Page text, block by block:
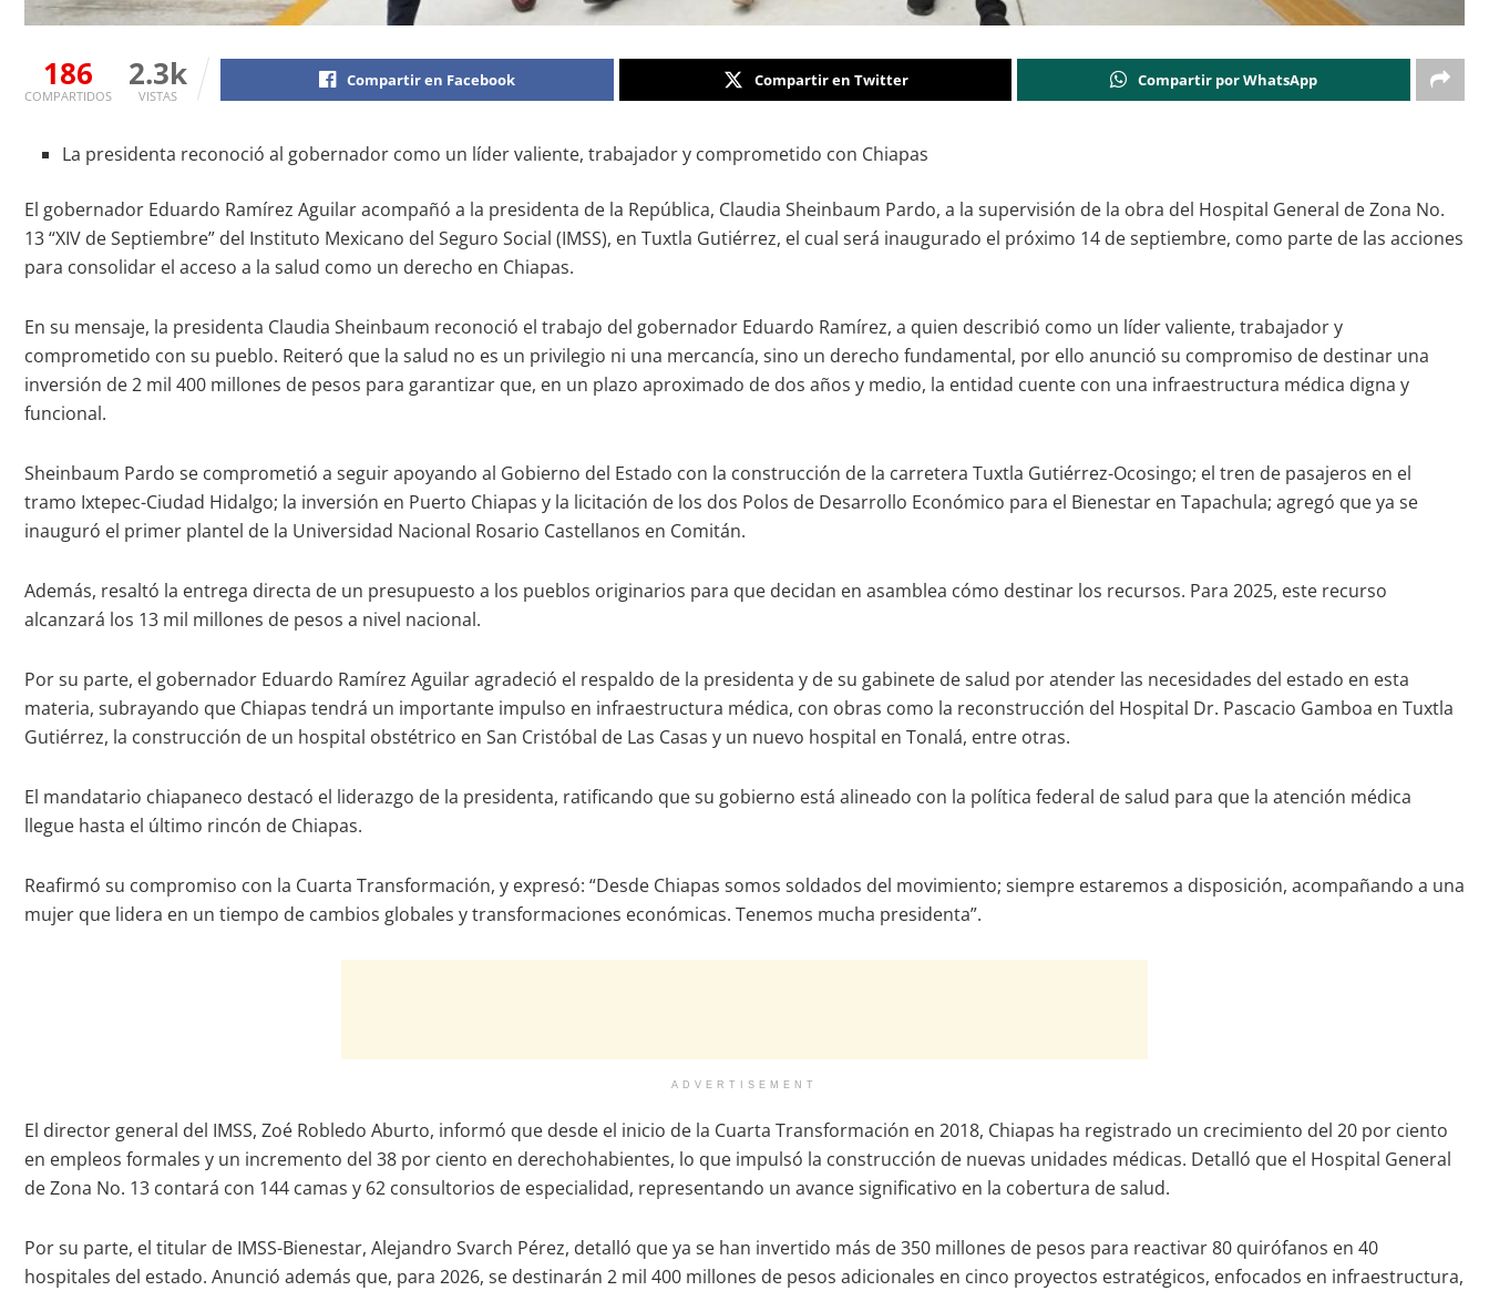
186
COMPARTIDOS
2.3k
VISTAS
Compartir en Facebook Compartir en Twitter Compartir por WhatsApp
La presidenta reconoció al gobernador como un líder valiente, trabajador y comprometido con Chiapas
El gobernador Eduardo Ramírez Aguilar acompañó a la presidenta de la República, Claudia Sheinbaum Pardo, a la supervisión de la obra del Hospital General de Zona No.
13 “XIV de Septiembre” del Instituto Mexicano del Seguro Social (IMSS), en Tuxtla Gutiérrez, el cual será inaugurado el próximo 14 de septiembre, como parte de las acciones
para consolidar el acceso a la salud como un derecho en Chiapas.
En su mensaje, la presidenta Claudia Sheinbaum reconoció el trabajo del gobernador Eduardo Ramírez, a quien describió como un líder valiente, trabajador y
comprometido con su pueblo. Reiteró que la salud no es un privilegio ni una mercancía, sino un derecho fundamental, por ello anunció su compromiso de destinar una
inversión de 2 mil 400 millones de pesos para garantizar que, en un plazo aproximado de dos años y medio, la entidad cuente con una infraestructura médica digna y
funcional.
Sheinbaum Pardo se comprometió a seguir apoyando al Gobierno del Estado con la construcción de la carretera Tuxtla Gutiérrez-Ocosingo; el tren de pasajeros en el
tramo Ixtepec-Ciudad Hidalgo; la inversión en Puerto Chiapas y la licitación de los dos Polos de Desarrollo Económico para el Bienestar en Tapachula; agregó que ya se
inauguró el primer plantel de la Universidad Nacional Rosario Castellanos en Comitán.
Además, resaltó la entrega directa de un presupuesto a los pueblos originarios para que decidan en asamblea cómo destinar los recursos. Para 2025, este recurso
alcanzará los 13 mil millones de pesos a nivel nacional.
Por su parte, el gobernador Eduardo Ramírez Aguilar agradeció el respaldo de la presidenta y de su gabinete de salud por atender las necesidades del estado en esta
materia, subrayando que Chiapas tendrá un importante impulso en infraestructura médica, con obras como la reconstrucción del Hospital Dr. Pascacio Gamboa en Tuxtla
Gutiérrez, la construcción de un hospital obstétrico en San Cristóbal de Las Casas y un nuevo hospital en Tonalá, entre otras.
El mandatario chiapaneco destacó el liderazgo de la presidenta, ratificando que su gobierno está alineado con la política federal de salud para que la atención médica
llegue hasta el último rincón de Chiapas.
Reafirmó su compromiso con la Cuarta Transformación, y expresó: “Desde Chiapas somos soldados del movimiento; siempre estaremos a disposición, acompañando a una
mujer que lidera en un tiempo de cambios globales y transformaciones económicas. Tenemos mucha presidenta”.
ADVERTISEMENT
El director general del IMSS, Zoé Robledo Aburto, informó que desde el inicio de la Cuarta Transformación en 2018, Chiapas ha registrado un crecimiento del 20 por ciento
en empleos formales y un incremento del 38 por ciento en derechohabientes, lo que impulsó la construcción de nuevas unidades médicas. Detalló que el Hospital General
de Zona No. 13 contará con 144 camas y 62 consultorios de especialidad, representando un avance significativo en la cobertura de salud.
Por su parte, el titular de IMSS-Bienestar, Alejandro Svarch Pérez, detalló que ya se han invertido más de 350 millones de pesos para reactivar 80 quirófanos en 40
hospitales del estado. Anunció además que, para 2026, se destinarán 2 mil 400 millones de pesos adicionales en cinco proyectos estratégicos, enfocados en infraestructura,